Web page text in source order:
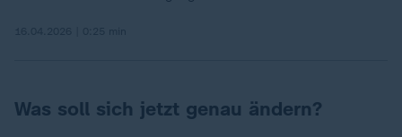
Was soll sich jetzt genau ändern?